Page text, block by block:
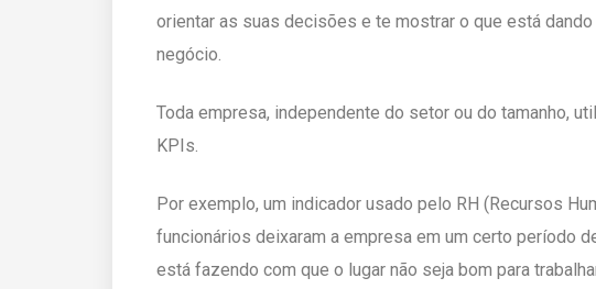
orientar as suas decisões e te mostrar o que está
negócio.
Toda empresa, independente do setor ou do tamanho,
KPIs.
Por exemplo, um indicador usado pelo RH (Recursos
funcionários deixaram a empresa em um certo período
está fazendo com que o lugar não seja bom para